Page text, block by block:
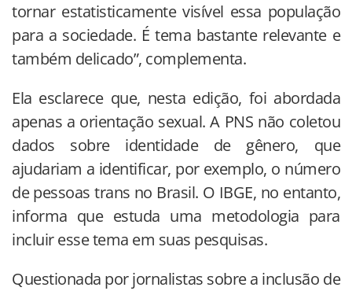
tornar estatisticamente visível essa população
para a sociedade. É tema bastante relevante e
também delicado”, complementa.
Ela esclarece que, nesta edição, foi abordada
apenas a orientação sexual. A PNS não coletou
dados sobre identidade de gênero, que
ajudariam a identificar, por exemplo, o número
de pessoas trans no Brasil. O IBGE, no entanto,
informa que estuda uma metodologia para
incluir esse tema em suas pesquisas.
Questionada por jornalistas sobre a inclusão de